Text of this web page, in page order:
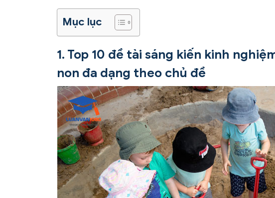
Mục lục
1. Top 10 đề tài sáng kiến kinh
non đa dạng theo chủ đề